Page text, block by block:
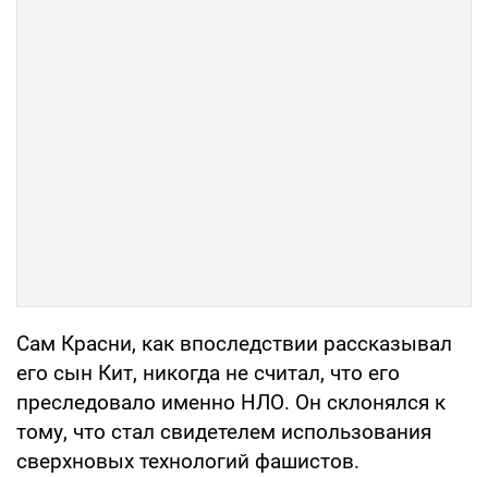
Сам Красни, как впоследствии рассказывал
его сын Кит, никогда не считал, что его
преследовало именно НЛО. Он склонялся к
тому, что стал свидетелем использования
сверхновых технологий фашистов.